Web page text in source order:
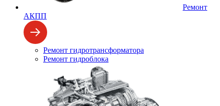
Ремонт
АКПП
Ремонт гидротрансформатора
Ремонт гидроблока